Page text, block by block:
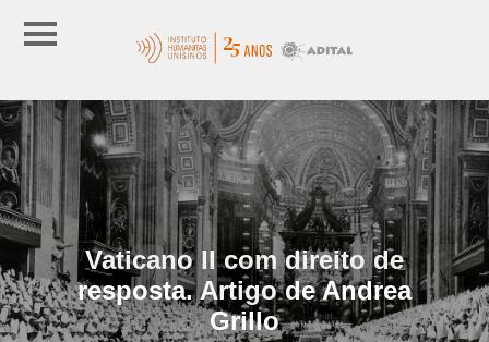
Vaticano II com direito de
resposta. Artigo de Andrea
Grillo